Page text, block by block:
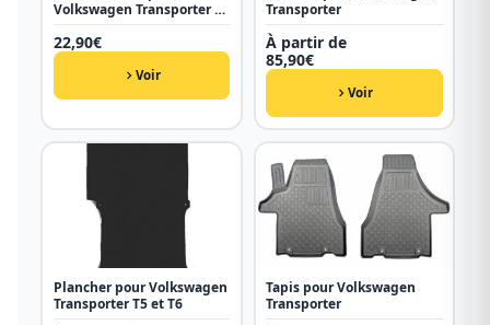
Volkswagen Transporter T5
et T6
22,90€
Voir
Transporter
À partir de
85,90€
Voir
Plancher pour Volkswagen
Transporter T5 et T6
Tapis pour Volkswagen
Transporter